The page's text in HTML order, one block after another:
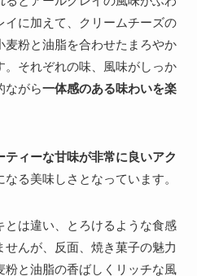
イに加えて、クリームチーズの
麦粉と油脂を合わせたまろやか
。それぞれの味、風味がしっか
ながら一体感のある味わいを楽
ティーな甘味が非常に良いアク
なる美味しさとなっています。
は違い、とろけるような食感
んが、反面、焼き菓子の魅力
粉と油脂の香ばしくリッチな風